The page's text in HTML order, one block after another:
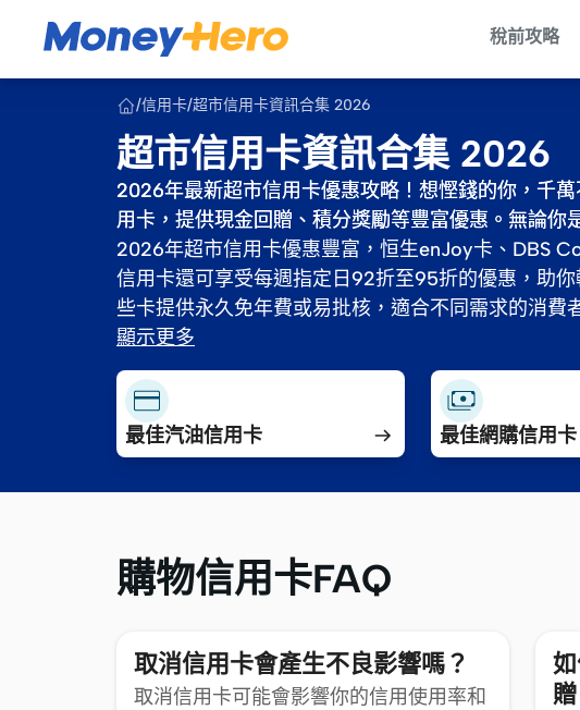
稅前攻略
/信用卡/超市信用卡資訊合集 2026
超市信用卡資訊合集 2026
2026年最新超市信用卡優惠攻略！想慳錢的你，千
用卡，提供現金回贈、積分獎勵等豐富優惠。無論你
2026年超市信用卡優惠豐富，恒生enJoy卡、DBS
信用卡還可享受每週指定日92折至95折的優惠，助
些卡提供永久免年費或易批核，適合不同需求的消費
2026年最新超市信用卡優惠攻略！想慳錢的你，千
用卡，提供現金回贈、積分獎勵等豐富優惠。無論你
2026年超市信用卡優惠豐富，恒生enJoy卡、DBS
信用卡還可享受每週指定日92折至95折的優惠，助
些卡提供永久免年費或易批核，適合不同需求的消費
顯示更多
最佳汽油信用卡 最佳網購信用卡
購物信用卡FAQ
取消信用卡會產生不良影響嗎？
取消信用卡可能會影響你的信用使用率和
贈